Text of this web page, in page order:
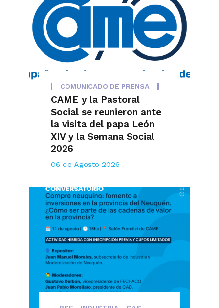
COMUNICADO DE PRENSA
CAME y la Pastoral
Social se reunieron ante
la visita del papa León
XIV y la Semana Social
2026
06 de Agosto 2026